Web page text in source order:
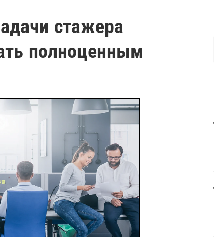
стажера
полноценным